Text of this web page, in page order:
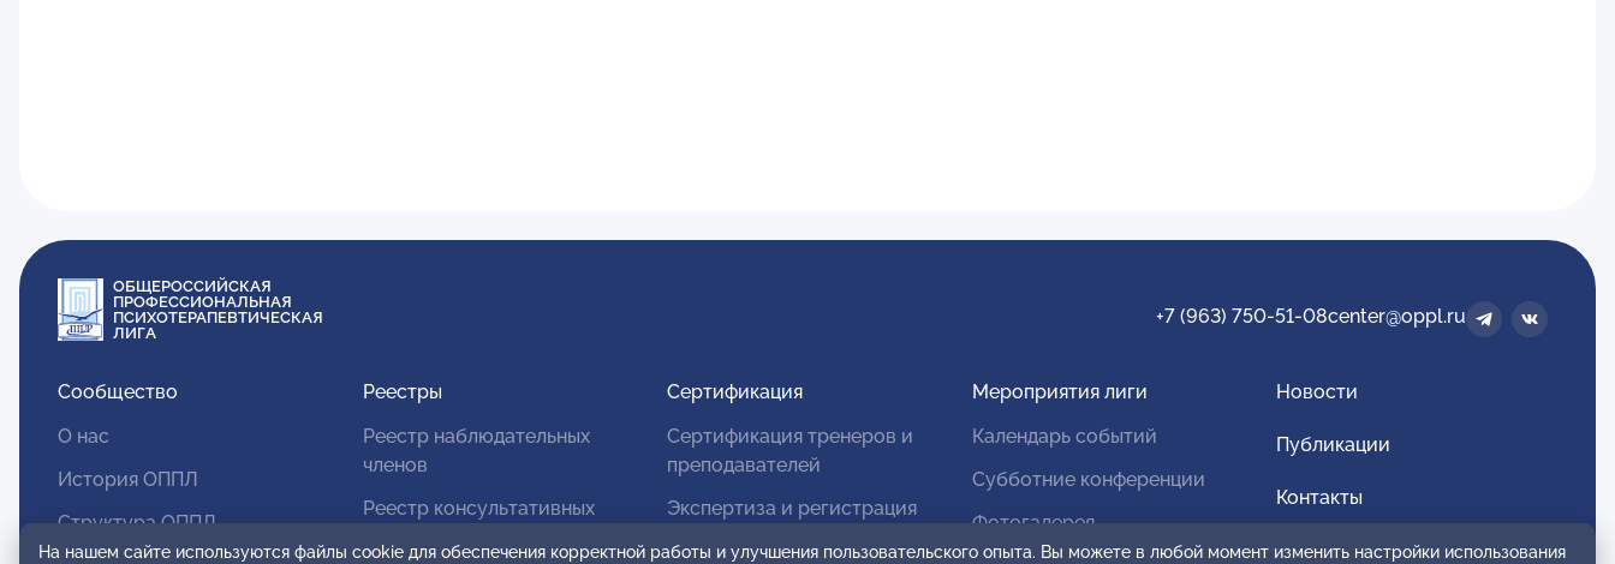
ОБЩЕРОССИЙСКАЯ
ПРОФЕССИОНАЛЬНАЯ
ПСИХОТЕРАПЕВТИЧЕСКАЯ
ЛИГА
+7 (963) 750-51-08center@oppl.ru
Сообщество
О нас
История ОППЛ
Структура ОППЛ
Реестры
Реестр наблюдательных
членов
Реестр консультативных
Сертификация
Сертификация тренеров и
преподавателей
Экспертиза и регистрация
Мероприятия лиги
Календарь событий
Субботние конференции
Фотогалерея
Новости
Публикации
Контакты
Для спонсоров и партнеров
На нашем сайте используются файлы cookie для обеспечения корректной работы и улучшения пользовательского опыта. Вы можете в любой момент изменить настройки использования